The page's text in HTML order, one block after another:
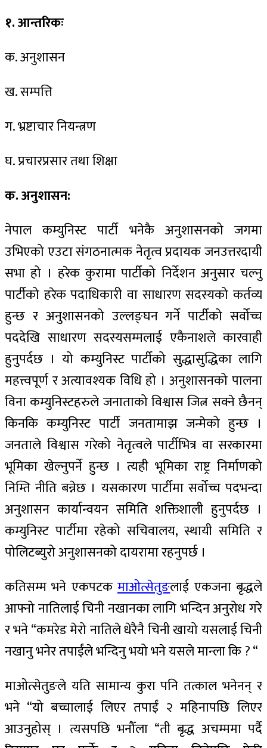
१. आन्तरिकः
क. अनुशासन
ख. सम्पत्ति
ग. भ्रष्टाचार नियन्त्रण
घ. प्रचारप्रसार तथा शिक्षा
क.अनुशासन:
नेपाल कम्युनिस्ट पार्टी भनेकै अनुशासनको जगमा
उभिएको एउटा संगठनात्मक नेतृत्व प्रदायक जनउत्तरदायी
सभा हो । हरेक कुरामा पार्टीको निर्देशन अनुसार चल्नु
पार्टीको हरेक पदाधिकारी वा साधारण सदस्यको कर्तव्य
हुन्छ र अनुशासनको उल्लङ्घन गर्ने पार्टीको सर्वोच्च
पददेखि साधारण सदस्यसम्मलाई एकैनाशले कारवाही
हुनुपर्दछ । यो कम्युनिस्ट पार्टीको सुद्धासुद्धिका लागि
महत्त्वपूर्ण र अत्यावश्यक विधि हो । अनुशासनको पालना
विना कम्युनिस्टहरुले जनाताको विश्वास जित्न सक्ने छैनन्
किनकि कम्युनिस्ट पार्टी जनतामाझ जन्मेको हुन्छ ।
जनताले विश्वास गरेको नेतृत्वले पार्टीभित्र वा सरकारमा
भूमिका खेल्नुपर्ने हुन्छ । त्यही भूमिका राष्ट्र निर्माणको
निम्ति नीति बन्नेछ । यसकारण पार्टीमा सर्वोच्च पदभन्दा
अनुशासन कार्यान्वयन समिति शक्तिशाली हुनुपर्दछ ।
कम्युनिस्ट पार्टीमा रहेको सचिवालय, स्थायी समिति र
पोलिटब्युरो अनुशासनको दायरामा रहनुपर्छ ।
कतिसम्म भने एकपटकमाओत्सेतुङलाई एकजना बृद्धले
आफ्नो नातिलाई चिनी नखानका लागि भन्दिन अनुरोध गरे
र भने “कमरेड मेरो नातिले धेरैनै चिनी खायो यसलाई चिनी
नखानु भनेर तपाईंले भन्दिनु भयो भने यसले मान्ला कि ? “
माओत्सेतुङले यति सामान्य कुरा पनि तत्काल भनेनन् र
भने “यो बच्चालाई लिएर तपाईं २ महिनापछि लिएर
आउनुहोस् । त्यसपछि भनौँला “ती बृद्ध अचम्ममा पर्दै